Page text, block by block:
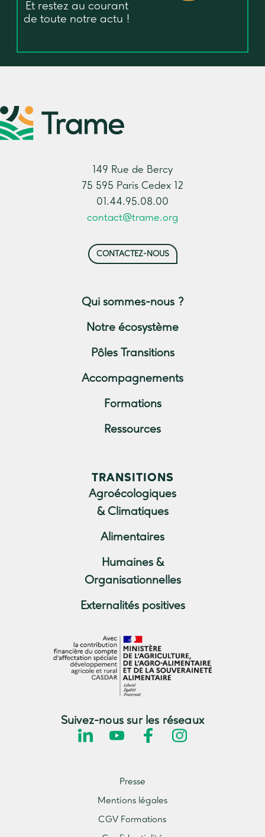
Et restez au courant
de toute notre actu !
149 Rue de Bercy
75 595 Paris Cedex 12
01.44.95.08.00
contact@trame.org
CONTACTEZ-NOUS
Qui sommes-nous ?
Notre écosystème
Pôles Transitions
Accompagnements
Formations
Ressources
TRANSITIONS
Agroécologiques
& Climatiques
Alimentaires
Humaines &
Organisationnelles
Externalités positives
Suivez-nous sur les réseaux
Presse
Mentions légales
CGV Formations